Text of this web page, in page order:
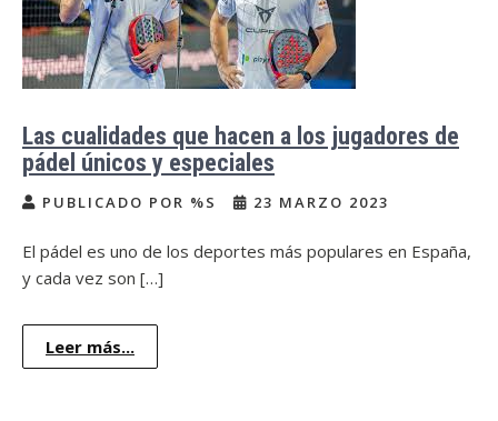
Las cualidades que hacen a los jugadores de
pádel únicos y especiales
PUBLICADO POR %S 23 MARZO 2023
El pádel es uno de los deportes más populares en España,
y cada vez son […]
Leer más...